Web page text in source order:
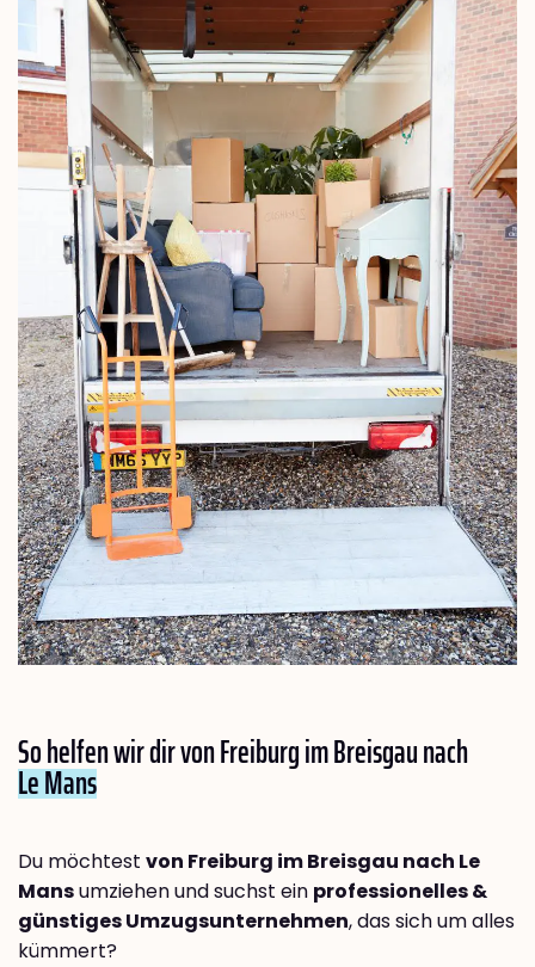
So helfen wir dir von Freiburg im Breisgau nach
Le Mans
Du möchtest von Freiburg im Breisgau nach Le
Mansumziehen und suchst ein professionelles &
günstiges Umzugsunternehmen, das sich um alles
kümmert?